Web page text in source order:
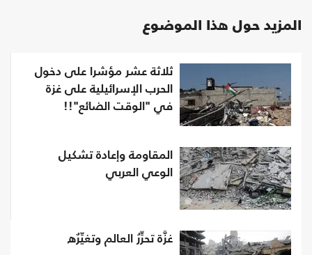
المزيد حول هذا الموضوع
ثلاثة عشر مؤشرا على دخول
الحرب الإسرائيلية على غزة
في "الوقت الضائع"!!
المقاومة وإعادة تشكيل
الوعي العربي
غزَّة تحرٍّرُ العالم وتغيِّرٌه